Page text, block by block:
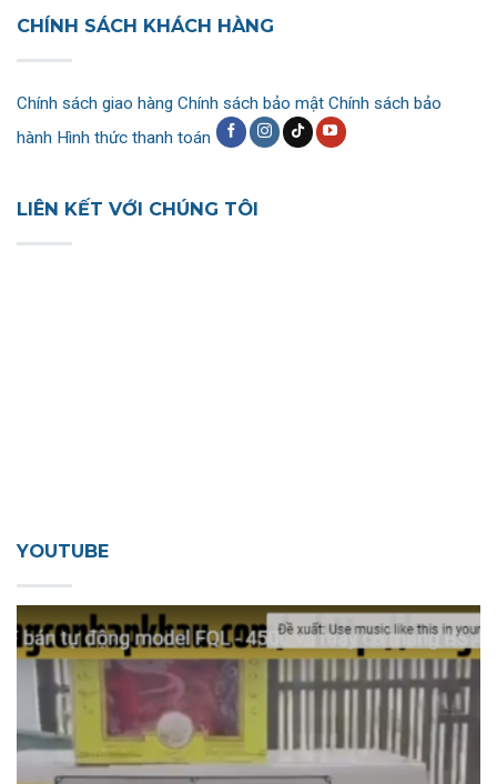
CHÍNH SÁCH KHÁCH HÀNG
Chính sách giao hàng Chính sách bảo mật Chính sách bảo
hành Hình thức thanh toán
LIÊN KẾT VỚI CHÚNG TÔI
YOUTUBE